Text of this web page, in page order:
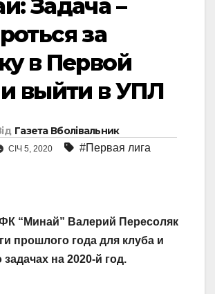
Задача –
за
в Первой
выйти в УПЛ
Газета Вболівальник
СІЧ 5, 2020 #Первая лига
“Минай” Валерий Пересоляк
прошлого года для клуба и
задачах на 2020-й год.